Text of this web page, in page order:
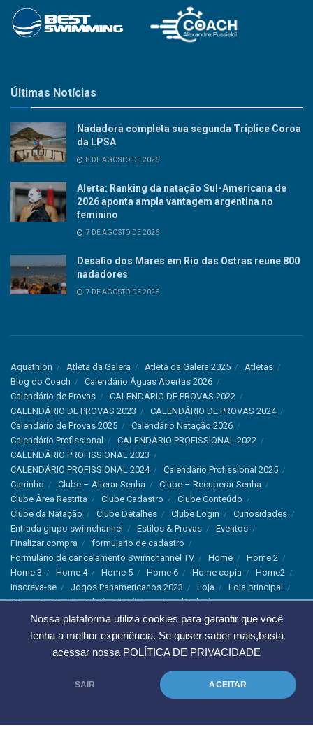
Nossa plataforma utiliza cookies para garantir que você
tenha a melhor experiência. Se quiser saber mais,basta
acessar nossa POLÍTICA DE PRIVACIDADE
SAIR ACEITAR
Últimas Notícias
Nadadora completa sua segunda Tríplice Coroa
da LPSA
8 DE AGOSTO DE 2026
Alerta: Ranking da natação Sul-Americana de
2026 aponta ampla vantagem argentina no
feminino
7 DE AGOSTO DE 2026
Desafio dos Mares em Rio das Ostras reune 800
nadadores
7 DE AGOSTO DE 2026
Aquathlon Atleta da Galera Atleta da Galera 2025
Atletas
Blog do Coach
Calendário Águas Abertas 2026
Calendário de Provas
CALENDÁRIO DE PROVAS 2022
CALENDÁRIO DE PROVAS 2023
CALENDÁRIO DE PROVAS 2024
Calendário de Provas 2025
Calendário Natação 2026
Calendário Profissional
CALENDÁRIO PROFISSIONAL 2022
CALENDÁRIO PROFISSIONAL 2023
CALENDÁRIO PROFISSIONAL 2024
Calendário Profissional 2025
Carrinho
Clube – Alterar Senha
Clube – Recuperar Senha
Clube Área Restrita
Clube Cadastro
Clube Conteúdo
Clube da Natação
Clube Detalhes Clube Login
Curiosidades
Entrada grupo swimchannel
Estilos & Provas
Eventos
Finalizar compra
formulario de cadastro
Formulário de cancelamento Swimchannel TV
Home
Home 2
Home 3
Home 4 Home 5 Home 6 Home copia
Home2
Inscreva-se
Jogos Panamericanos 2023 Loja
Loja principal
Magazine Revista Edição #33 (International Sales)
Magazine Swimchannel (International Sale)
Marcas
Minha conta
Newsletter Notícias
Notícias Instagram
Política de Cancelamento
Política de privacidade
Saúde
Thank You
Troca e Devolução